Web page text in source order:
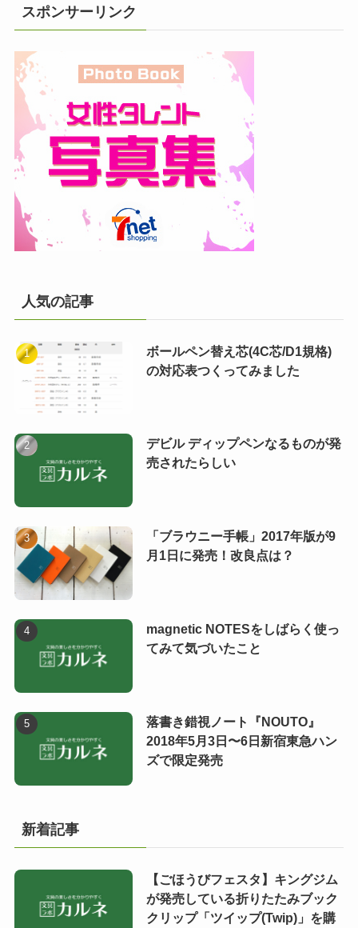
スポンサーリンク
人気の記事
ボールペン替え芯(4C芯/D1規格)
の対応表つくってみました
デビル ディップペンなるものが発
売されたらしい
「ブラウニー手帳」2017年版が9
月1日に発売！改良点は？
magnetic NOTESをしばらく使っ
てみて気づいたこと
落書き錯視ノート『NOUTO』
2018年5月3日〜6日新宿東急ハン
ズで限定発売
新着記事
【ごほうびフェスタ】キングジム
が発売している折りたたみブック
クリップ「ツイップ(Twip)」を購